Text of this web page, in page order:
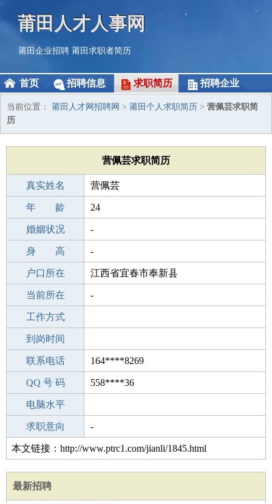
莆田人才人事网
莆田企业招聘 莆田求职者简历
首页 招聘信息 求职简历 招聘企业
当前位置： 莆田人才网招聘网 > 莆田个人求职简历 > 营佩芸求职简
历
营佩芸求职简历
真实姓名 营佩芸
性 别 女
年 龄 24
出生年月 2002-02-22
婚姻状况 -
学 历 成人教育
身 高 -
毕业学校 长沙市新阳光室内设计培训
户口所在 江西省宜春市奉新县
所学专业 -
当前所在 -
工作经验
工作方式
驾 照
到岗时间
期望月薪
联系电话 164****8269
手机号码 164****8269
QQ 号 码 558****36
微信号码
电脑水平
外语水平
求职意向 -
本文链接：http://www.ptrc1.com/jianli/1845.html
最新招聘